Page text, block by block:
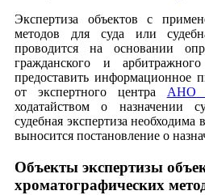
Экспертиза объектов с
методов для суда или
проводится на основании
гражданского и
предоставить информационное
от экспертного центра АНО
ходатайством о назначении
судебная экспертиза необходима
выносится постановление о
Объекты экспертизы
хроматографических